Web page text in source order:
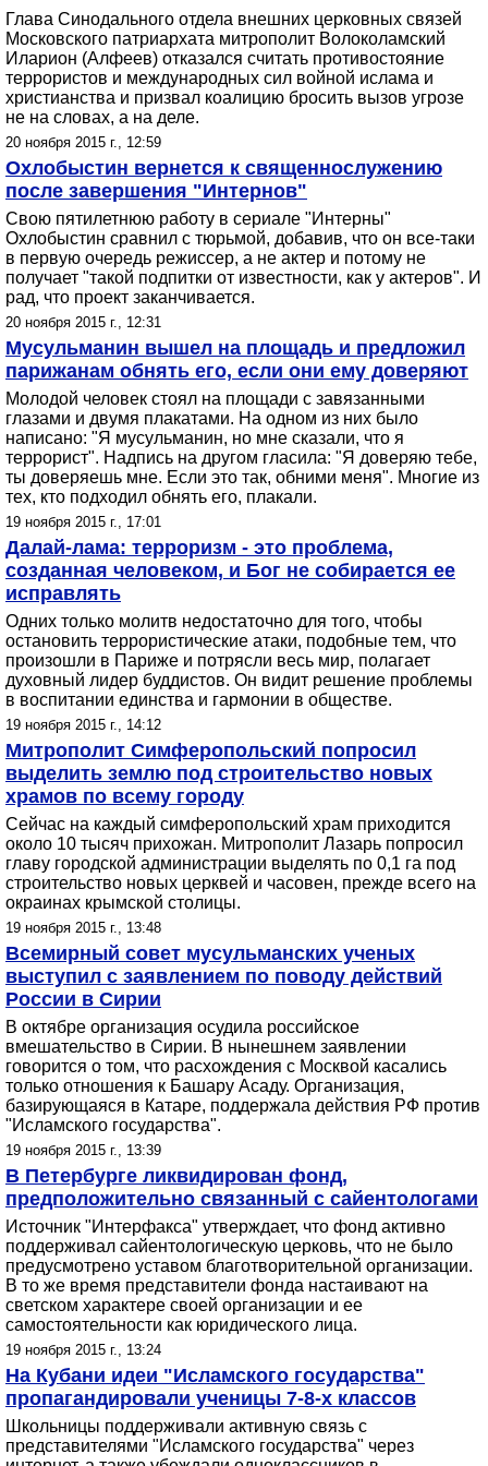
Глава Синодального отдела внешних церковных связей
Московского патриархата митрополит Волоколамский
Иларион (Алфеев) отказался считать противостояние
террористов и международных сил войной ислама и
христианства и призвал коалицию бросить вызов угрозе
не на словах, а на деле.
20 ноября 2015 г., 12:59
Охлобыстин вернется к священнослужению
после завершения "Интернов"
Свою пятилетнюю работу в сериале "Интерны"
Охлобыстин сравнил с тюрьмой, добавив, что он все-таки
в первую очередь режиссер, а не актер и потому не
получает "такой подпитки от известности, как у актеров". И
рад, что проект заканчивается.
20 ноября 2015 г., 12:31
Мусульманин вышел на площадь и предложил
парижанам обнять его, если они ему доверяют
Молодой человек стоял на площади с завязанными
глазами и двумя плакатами. На одном из них было
написано: "Я мусульманин, но мне сказали, что я
террорист". Надпись на другом гласила: "Я доверяю тебе,
ты доверяешь мне. Если это так, обними меня". Многие из
тех, кто подходил обнять его, плакали.
19 ноября 2015 г., 17:01
Далай-лама: терроризм - это проблема,
созданная человеком, и Бог не собирается ее
исправлять
Одних только молитв недостаточно для того, чтобы
остановить террористические атаки, подобные тем, что
произошли в Париже и потрясли весь мир, полагает
духовный лидер буддистов. Он видит решение проблемы
в воспитании единства и гармонии в обществе.
19 ноября 2015 г., 14:12
Митрополит Симферопольский попросил
выделить землю под строительство новых
храмов по всему городу
Сейчас на каждый симферопольский храм приходится
около 10 тысяч прихожан. Митрополит Лазарь попросил
главу городской администрации выделять по 0,1 га под
строительство новых церквей и часовен, прежде всего на
окраинах крымской столицы.
19 ноября 2015 г., 13:48
Всемирный совет мусульманских ученых
выступил с заявлением по поводу действий
России в Сирии
В октябре организация осудила российское
вмешательство в Сирии. В нынешнем заявлении
говорится о том, что расхождения с Москвой касались
только отношения к Башару Асаду. Организация,
базирующаяся в Катаре, поддержала действия РФ против
"Исламского государства".
19 ноября 2015 г., 13:39
В Петербурге ликвидирован фонд,
предположительно связанный с сайентологами
Источник "Интерфакса" утверждает, что фонд активно
поддерживал сайентологическую церковь, что не было
предусмотрено уставом благотворительной организации.
В то же время представители фонда настаивают на
светском характере своей организации и ее
самостоятельности как юридического лица.
19 ноября 2015 г., 13:24
На Кубани идеи "Исламского государства"
пропагандировали ученицы 7-8-х классов
Школьницы поддерживали активную связь с
представителями "Исламского государства" через